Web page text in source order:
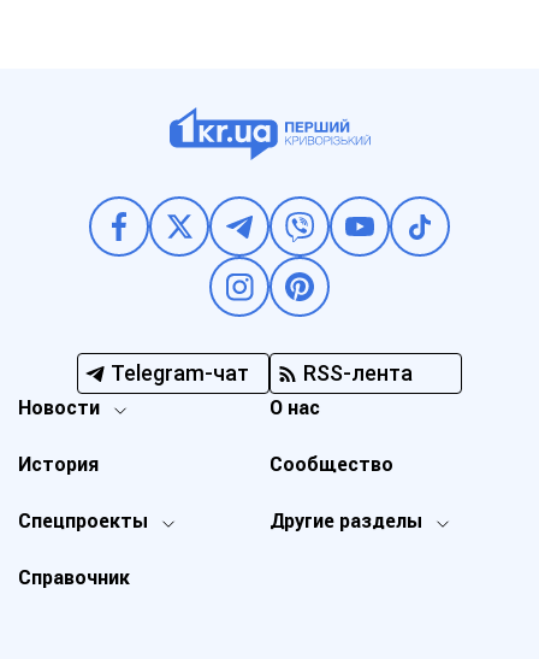
Telegram-чат RSS-лента
Новости
Спецпроекты Другие разделы
История
О нас
Справочник
Сообщество